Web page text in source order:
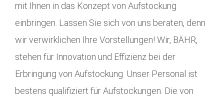
mit Ihnen in das Konzept von Aufstockung
einbringen. Lassen Sie sich von uns beraten, denn
wir verwirklichen Ihre Vorstellungen! Wir, BÄHR,
stehen für Innovation und Effizienz bei der
Erbringung von Aufstockung. Unser Personal ist
bestens qualifiziert für Aufstockungen. Die von